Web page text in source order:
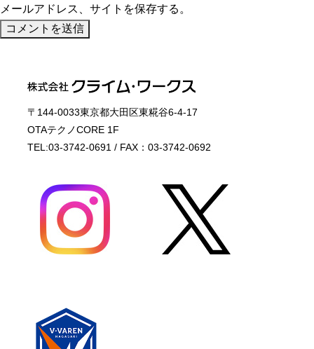
メールアドレス、サイトを保存する。
〒144-0033東京都大田区東糀谷6-4-17
OTAテクノCORE 1F
TEL:03-3742-0691 / FAX：03-3742-0692